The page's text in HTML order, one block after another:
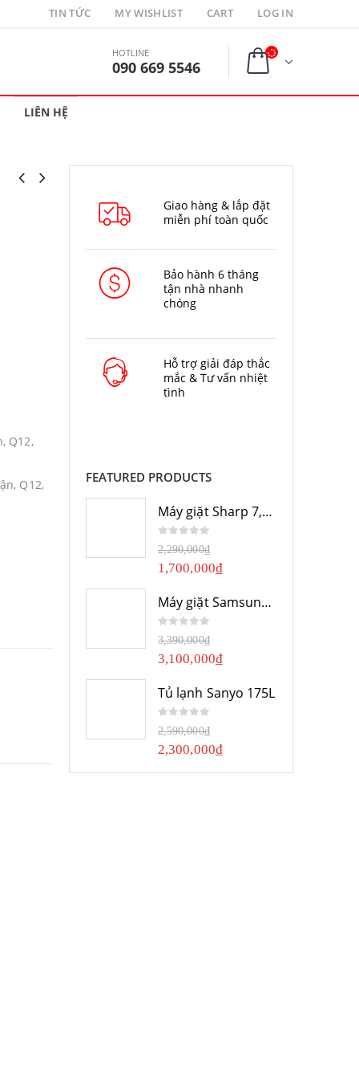
TIN TỨC MY WISHLIST CART LOG IN
HOTLINE
090 669 5546
LIÊN HỆ
Q12,
Q12,
Giao hàng & lắp đặt
miễn phí toàn quốc
Bảo hành 6 tháng
tận nhà nhanh
chóng
Hỗ trợ giải đáp thắc
mắc & Tư vấn nhiệt
tình
FEATURED PRODUCTS
Máy giặt Sharp 7,8Kg
0 out of 5
2,290,000₫
1,700,000₫
Máy giặt Samsung 10Kg
0 out of 5
3,390,000₫
3,100,000₫
Tủ lạnh Sanyo 175L
0 out of 5
2,590,000₫
2,300,000₫